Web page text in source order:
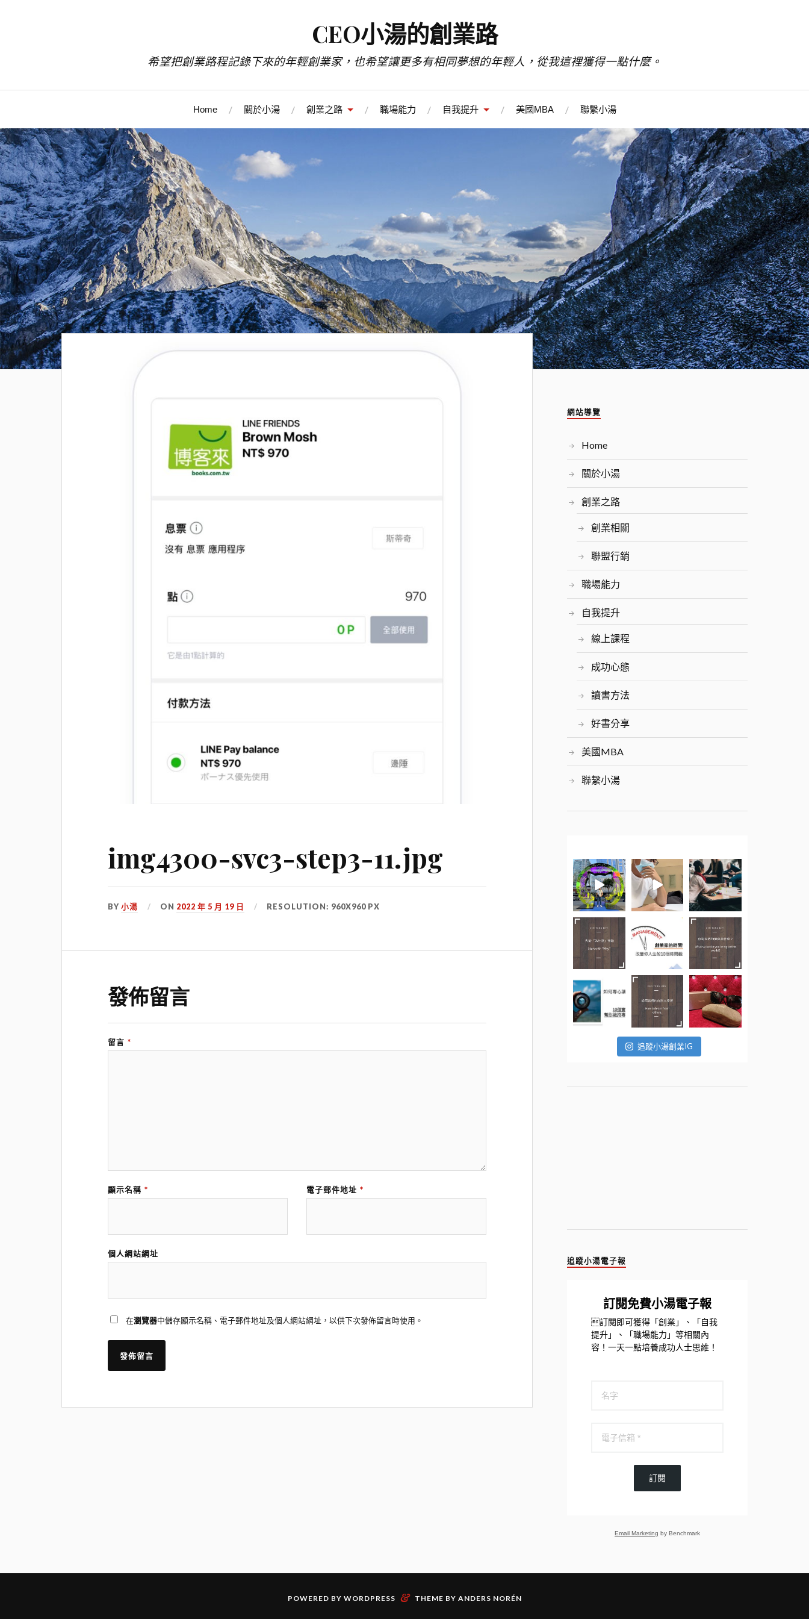
CEO小湯的創業路
希望把創業路程記錄下來的年輕創業家，也希望讓更多有相同夢想的年輕人，從我這裡獲得一點什麼。
Home 關於小湯 創業之路 職場能力 自我提升 美國MBA 聯繫小湯
img4300-svc3-step3-11.jpg
BY小湯 ON 2022 年 5 月 19 日 RESOLUTION: 960X960 PX
發佈留言
留言 *
顯示名稱 * 電子郵件地址 *
個人網站網址
在瀏覽器中儲存顯示名稱、電子郵件地址及個人網站網址，以供下次發佈留言時使用。
網站導覽
Home
關於小湯
創業之路
創業相關
聯盟行銷
職場能力
自我提升
線上課程
成功心態
讀書方法
好書分享
美國MBA
聯繫小湯
追蹤小湯創業IG
追蹤小湯電子報
訂閱免費小湯電子報
訂閱即可獲得「創業」、「自我
提升」、「職場能力」等相關內
容！一天一點培養成功人士思維！
訂閱
Email Marketing by Benchmark
POWERED BY WORDPRESS & THEME BY ANDERS NORÉN